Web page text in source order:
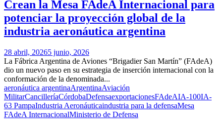
Crean la Mesa FAdeA Internacional para
potenciar la proyección global de la
industria aeronáutica argentina
28 abril, 20265 junio, 2026
La Fábrica Argentina de Aviones “Brigadier San Martín” (FAdeA)
dio un nuevo paso en su estrategia de inserción internacional con la
conformación de la denominada...
aeronáutica argentinaArgentinaAviación
MilitarCancilleríaCórdobaDefensaexportacionesFAdeAIA-100IA-
63 PampaIndustria Aeronáuticaindustria para la defensaMesa
FAdeA InternacionalMinisterio de Defensa